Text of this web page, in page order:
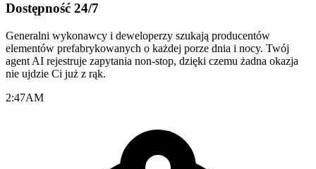
Dostępność 24/7
Generalni wykonawcy i deweloperzy szukają producentów
elementów prefabrykowanych o każdej porze dnia i nocy. Twój
agent AI rejestruje zapytania non-stop, dzięki czemu żadna okazja
nie ujdzie Ci już z rąk.
2:47AM